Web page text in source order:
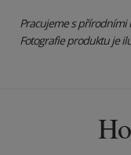
Pracujeme s přírodními
Fotografie produktu je